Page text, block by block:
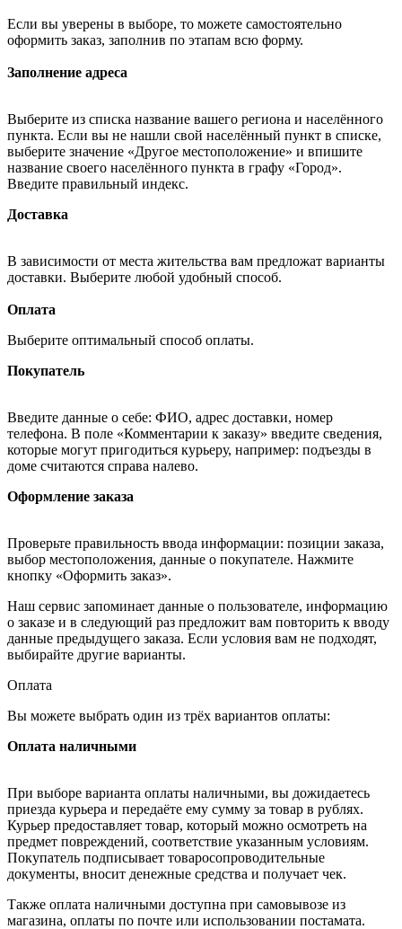
Если вы уверены в выборе, то можете самостоятельно
оформить заказ, заполнив по этапам всю форму.
Заполнение адреса
Выберите из списка название вашего региона и населённого
пункта. Если вы не нашли свой населённый пункт в списке,
выберите значение «Другое местоположение» и впишите
название своего населённого пункта в графу «Город».
Введите правильный индекс.
Доставка
В зависимости от места жительства вам предложат варианты
доставки. Выберите любой удобный способ.
Оплата
Выберите оптимальный способ оплаты.
Покупатель
Введите данные о себе: ФИО, адрес доставки, номер
телефона. В поле «Комментарии к заказу» введите сведения,
которые могут пригодиться курьеру, например: подъезды в
доме считаются справа налево.
Оформление заказа
Проверьте правильность ввода информации: позиции заказа,
выбор местоположения, данные о покупателе. Нажмите
кнопку «Оформить заказ».
Наш сервис запоминает данные о пользователе, информацию
о заказе и в следующий раз предложит вам повторить к вводу
данные предыдущего заказа. Если условия вам не подходят,
выбирайте другие варианты.
Оплата
Вы можете выбрать один из трёх вариантов оплаты:
Оплата наличными
При выборе варианта оплаты наличными, вы дожидаетесь
приезда курьера и передаёте ему сумму за товар в рублях.
Курьер предоставляет товар, который можно осмотреть на
предмет повреждений, соответствие указанным условиям.
Покупатель подписывает товаросопроводительные
документы, вносит денежные средства и получает чек.
Также оплата наличными доступна при самовывозе из
магазина, оплаты по почте или использовании постамата.